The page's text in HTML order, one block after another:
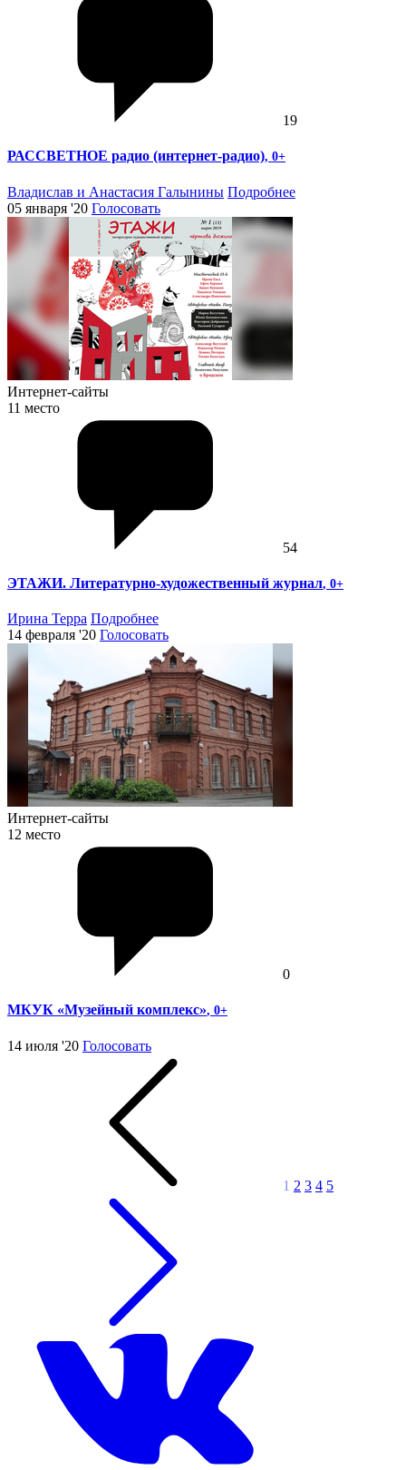
19
РАССВЕТНОЕ радио (интернет-радио), 0+
Владислав и Анастасия Галынины Подробнее
05 января '20 Голосовать
Интернет-сайты
11 место
54
ЭТАЖИ. Литературно-художественный журнал, 0+
Ирина Терра Подробнее
14 февраля '20 Голосовать
Интернет-сайты
12 место
0
МКУК «Музейный комплекс», 0+
14 июля '20 Голосовать
1 2 3 4 5